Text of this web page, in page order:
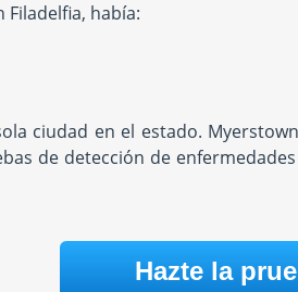
Filadelfia, había:
ciudad en el estado.
de detección de
Hazte la